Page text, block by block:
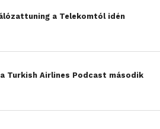
a Telekomtól idén
Turkish Airlines Podcast második